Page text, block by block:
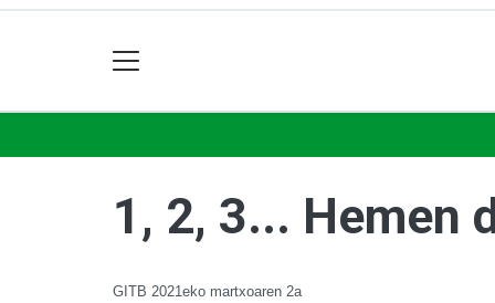
1, 2, 3... Hemen
GITB 2021eko martxoaren 2a